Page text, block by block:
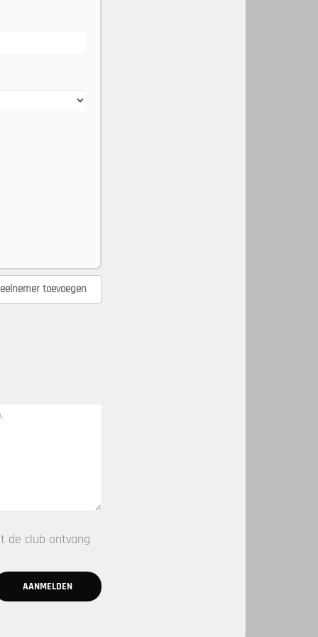
toevoegen
de club ontvang
AANMELDEN